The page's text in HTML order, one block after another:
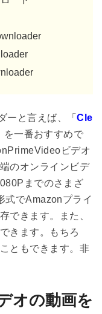
ーと言えば、「Cle
を一番おすすめで
ビデオ
のオンラインビデ
までのさまざ
式でAmazonプライ
できます。また、
きます。もちろ
ともできます。非
オの動画を